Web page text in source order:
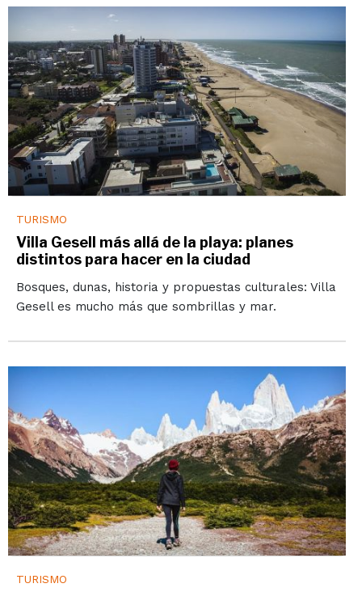
TURISMO
Villa Gesell más allá de la playa: planes
distintos para hacer en la ciudad
Bosques, dunas, historia y propuestas culturales: Villa
Gesell es mucho más que sombrillas y mar.
TURISMO